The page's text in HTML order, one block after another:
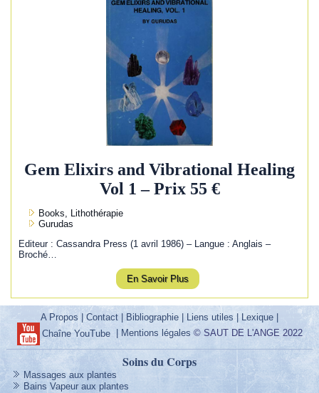
Gem Elixirs and Vibrational Healing
Vol 1 – Prix 55 €
Books, Lithothérapie
Gurudas
Editeur : Cassandra Press (1 avril 1986) – Langue : Anglais –
Broché…
En Savoir Plus
A Propos |Contact | Bibliographie | Liens utiles| Lexique |
Chaîne YouTube| Mentions légales © SAUT DE L'ANGE 2022
Soins du Corps
Massages aux plantes
Bains Vapeur aux plantes